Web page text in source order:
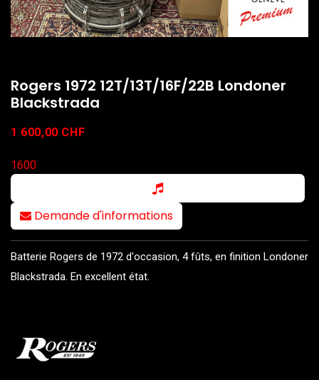
Rogers 1972 12T/13T/16F/22B Londoner
Blackstrada
1 600,00 CHF
1600
Demande d'informations
Batterie Rogers de 1972 d'occasion, 4 fûts, en finition Londoner
Blackstrada. En excellent état.